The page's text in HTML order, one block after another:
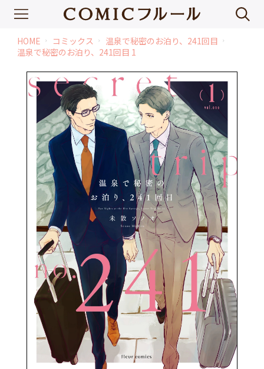
HOME chevron_right コミックス chevron_right 温泉で秘密のお泊り、241回目 chevron_right
温泉で秘密のお泊り、241回目 1